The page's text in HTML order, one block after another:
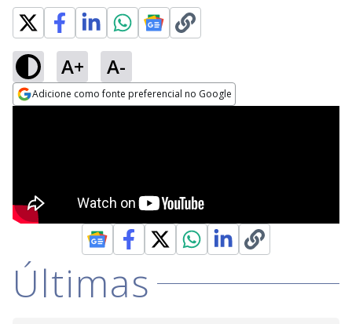
A+ A-
Adicione como fonte preferencial no Google
Últimas